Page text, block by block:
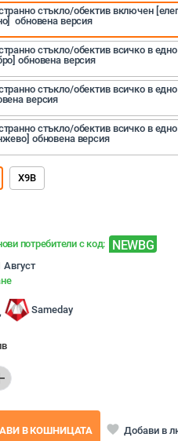
стъкло/обектив включен
обновена версия
стъкло/обектив всичко в
обновена версия
стъкло/обектив всичко в
версия
стъкло/обектив всичко в
обновена версия
X9B
потребители с код: NEWBG
Август
, Sameday
В КОШНИЦАТА favorite Добави в